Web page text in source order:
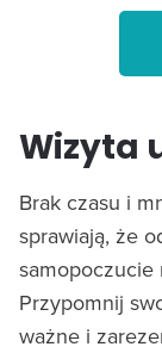
Wizyta
Brak czasu i
sprawiają, że
samopoczucie
Przypomnij
ważne i